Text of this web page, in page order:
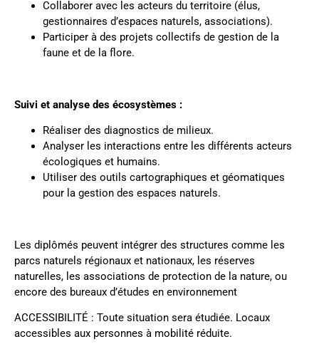
Collaborer avec les acteurs du territoire (élus,
gestionnaires d’espaces naturels, associations).
Participer à des projets collectifs de gestion de la
faune et de la flore.
Suivi et analyse des écosystèmes :
Réaliser des diagnostics de milieux.
Analyser les interactions entre les différents acteurs
écologiques et humains.
Utiliser des outils cartographiques et géomatiques
pour la gestion des espaces naturels.
Les diplômés peuvent intégrer des structures comme les
parcs naturels régionaux et nationaux, les réserves
naturelles, les associations de protection de la nature, ou
encore des bureaux d’études en environnement
ACCESSIBILITÉ : Toute situation sera étudiée. Locaux
accessibles aux personnes à mobilité réduite.